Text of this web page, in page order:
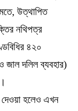
উত্থাপিত
নথিপত্র
৪২০
দলিল ব্যবহার)
হলেও এখন